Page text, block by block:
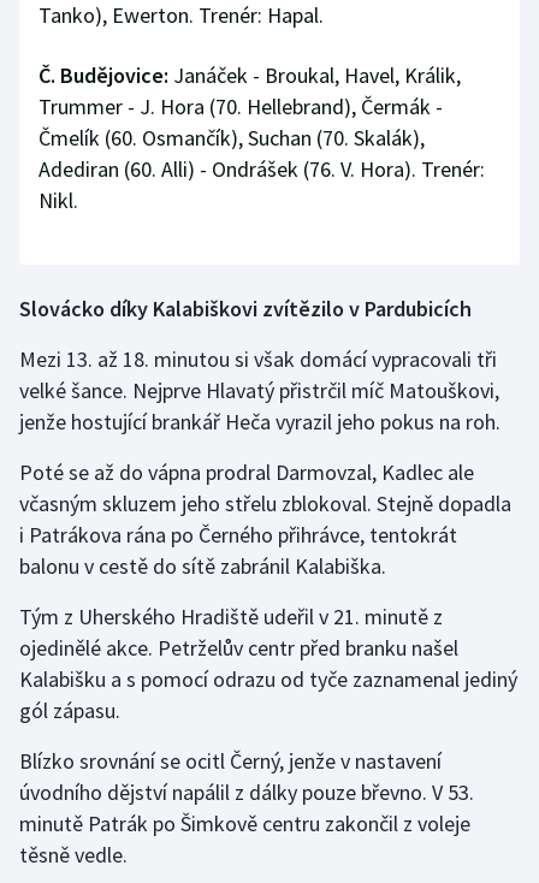
Tanko), Ewerton. Trenér: Hapal.
Č. Budějovice: Janáček - Broukal, Havel, Králik,
Trummer - J. Hora (70. Hellebrand), Čermák -
Čmelík (60. Osmančík), Suchan (70. Skalák),
Adediran (60. Alli) - Ondrášek (76. V. Hora). Trenér:
Nikl.
Slovácko díky Kalabiškovi zvítězilo v Pardubicích
Mezi 13. až 18. minutou si však domácí vypracovali tři
velké šance. Nejprve Hlavatý přistrčil míč Matouškovi,
jenže hostující brankář Heča vyrazil jeho pokus na roh.
Poté se až do vápna prodral Darmovzal, Kadlec ale
včasným skluzem jeho střelu zblokoval. Stejně dopadla
i Patrákova rána po Černého přihrávce, tentokrát
balonu v cestě do sítě zabránil Kalabiška.
Tým z Uherského Hradiště udeřil v 21. minutě z
ojedinělé akce. Petrželův centr před branku našel
Kalabišku a s pomocí odrazu od tyče zaznamenal jediný
gól zápasu.
Blízko srovnání se ocitl Černý, jenže v nastavení
úvodního dějství napálil z dálky pouze břevno. V 53.
minutě Patrák po Šimkově centru zakončil z voleje
těsně vedle.